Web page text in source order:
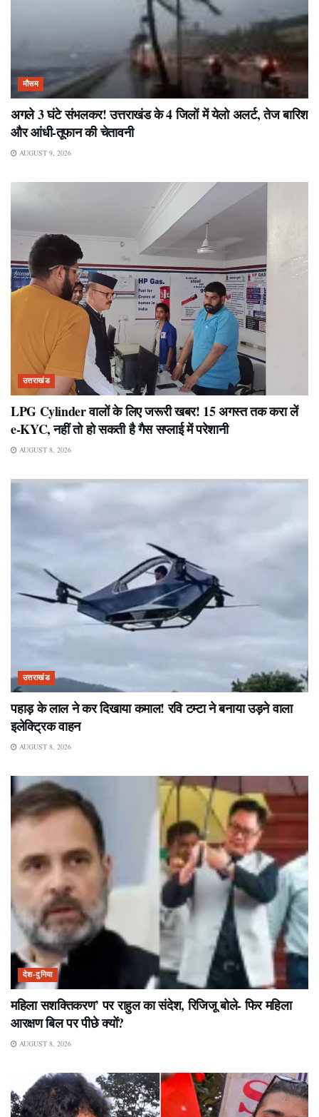
मौसम
अगले 3 घंटे संभलकर! उत्तराखंड के 4 जिलों में येलो अलर्ट, तेज बारिश
और आंधी-तूफान की चेतावनी
AUGUST 9, 2026
उत्तराखंड
LPG Cylinder वालों के लिए जरूरी खबर! 15 अगस्त तक करा लें
e-KYC, नहीं तो हो सकती है गैस सप्लाई में परेशानी
AUGUST 8, 2026
उत्तराखंड
पहाड़ के लाल ने कर दिखाया कमाल! रवि टम्टा ने बनाया उड़ने वाला
इलेक्ट्रिक वाहन
AUGUST 8, 2026
देश-दुनिया
महिला सशक्तिकरण’ पर राहुल का संदेश, रिजिजू बोले- फिर महिला
आरक्षण बिल पर पीछे क्यों?
AUGUST 8, 2026